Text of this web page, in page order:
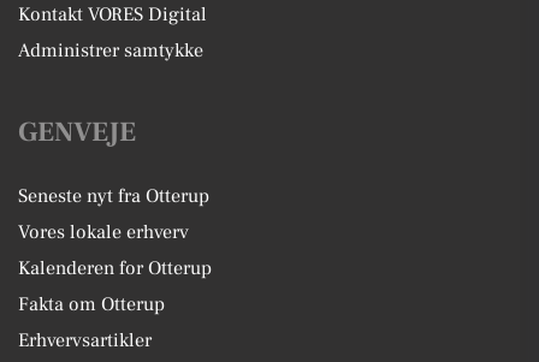
Kontakt VORES Digital
Administrer samtykke
GENVEJE
Seneste nyt fra Otterup
Vores lokale erhverv
Kalenderen for Otterup
Fakta om Otterup
Erhvervsartikler